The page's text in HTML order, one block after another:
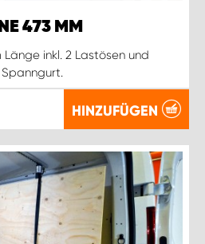
473 MM
Länge inkl. 2 Lastösen und
HINZUFÜGEN